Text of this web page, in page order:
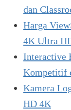
dan
Harga
4K Ultra
Interactive
Kompetitif
Kamera
HD 4K